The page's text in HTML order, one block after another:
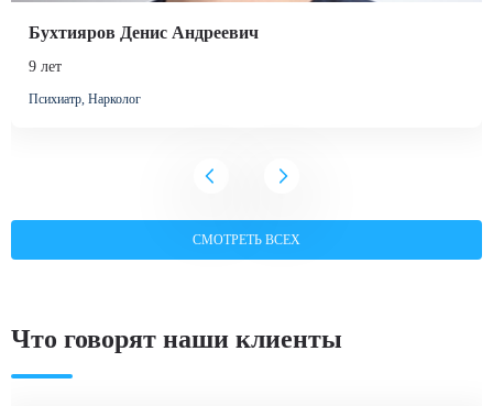
Бухтияров Денис Андреевич
9 лет
Психиатр, Нарколог
СМОТРЕТЬ ВСЕХ
Что говорят наши клиенты